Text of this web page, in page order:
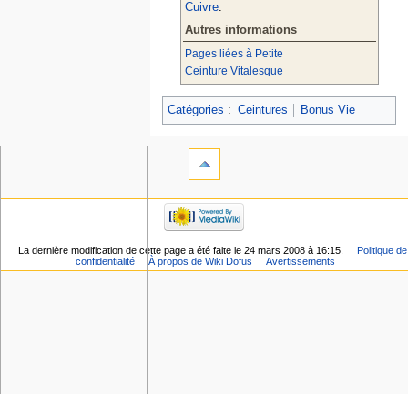
Cuivre.
Autres informations
Pages liées à Petite
Ceinture Vitalesque
Catégories : Ceintures Bonus Vie
La dernière modification de cette page a été faite le 24 mars 2008 à 16:15.
Politique de
confidentialité
À propos de Wiki Dofus Avertissements